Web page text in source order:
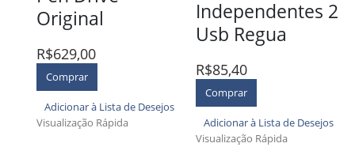
Original
R$629,00
Comprar
Adicionar à Lista de Desejos
Visualização Rápida
Independentes 2
Usb Regua
R$85,40
Comprar
Adicionar à Lista de Desejos
Visualização Rápida